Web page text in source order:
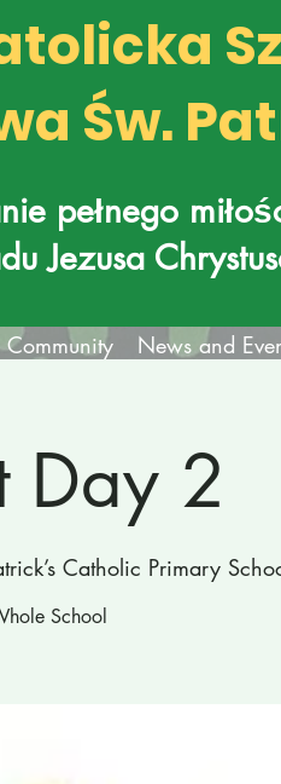
Św.
pełnego
Jezusa
Community News and
Day 2
Catholic Primary
School